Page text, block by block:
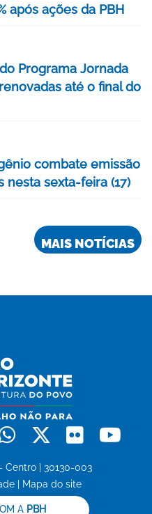
após ações da PBH
Programa Jornada
até o final do
combate emissão
sexta-feira (17)
MAIS NOTÍCIAS
Whatsapp
X Flickr
Centro | 30130-003
Mapa do site
A PBH